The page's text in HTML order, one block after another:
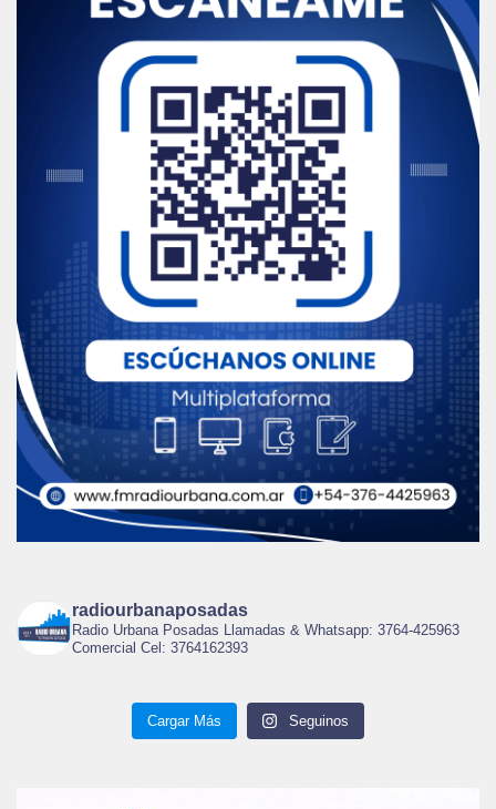
radiourbanaposadas
Radio Urbana Posadas Llamadas & Whatsapp: 3764-425963
Comercial Cel: 3764162393
Cargar Más Seguinos